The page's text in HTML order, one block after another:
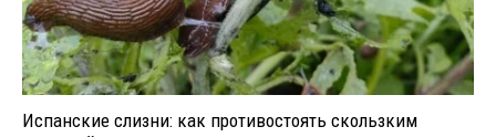
Испанские слизни: как противостоять скользким